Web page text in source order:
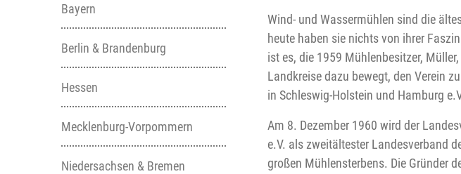
Bayern
Berlin & Brandenburg
Hessen
Mecklenburg-Vorpommern
Niedersachsen & Bremen
Wind- und Wassermühlen sind die
heute haben sie nichts von ihrer
ist es, die 1959 Mühlenbesitzer,
Landkreise dazu bewegt, den Verein
in Schleswig-Holstein und Hamburg
Am 8. Dezember 1960 wird der
e.V. als zweitältester Landesverband
großen Mühlensterbens. Die Gründer